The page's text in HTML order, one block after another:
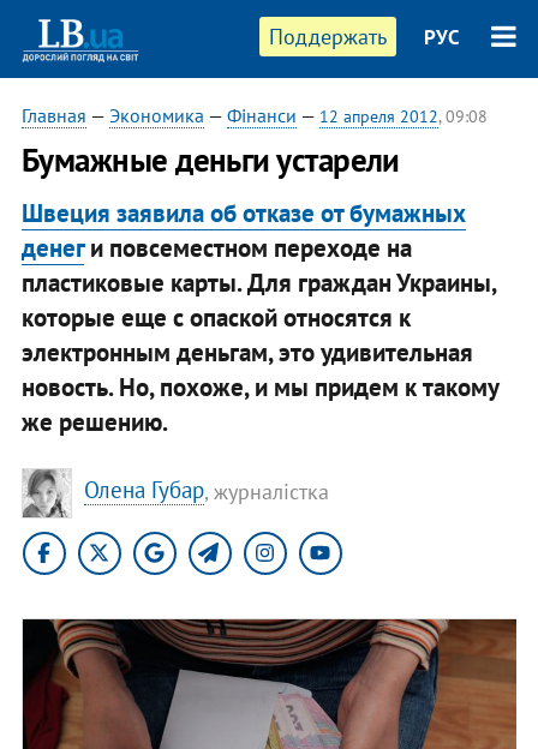
Поддержать РУС
Главная — Экономика — Фінанси — 12 апреля 2012, 09:08
Бумажные деньги устарели
Швеция заявила об отказе от бумажных
денеги повсеместном переходе на
пластиковые карты. Для граждан Украины,
которые еще с опаской относятся к
электронным деньгам, это удивительная
новость. Но, похоже, и мы придем к такому
же решению.
Олена Губар, журналістка